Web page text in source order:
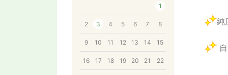
純
1
2 3 4 5 6 7 8
9 10 11 12 13 14 15
16 17 18 19 20 21 22